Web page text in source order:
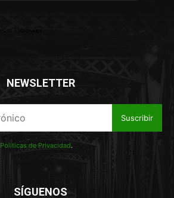
NEWSLETTER
Suscribir
Políticas de Privacidad.
SÍGUENOS